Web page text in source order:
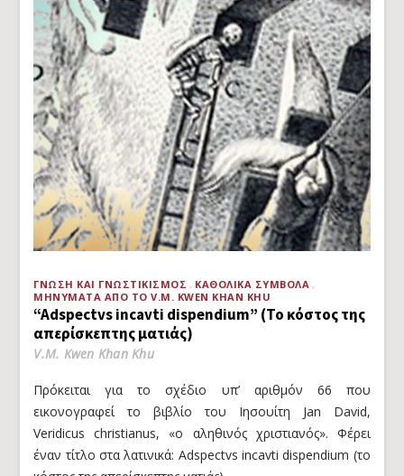
ΓΝΏΣΗ ΚΑΙ ΓΝΩΣΤΙΚΙΣΜΌΣ
ΚΑΘΟΛΙΚΆ ΣΎΜΒΟΛΑ
ΜΗΝΎΜΑΤΑ ΑΠΌ ΤΟ V.M. KWEN KHAN KHU
“Adspectvs incavti dispendium” (Το κόστος της
απερίσκεπτης ματιάς)
V.M. Kwen Khan Khu
Πρόκειται για το σχέδιο υπ’ αριθμόν 66 που
εικονογραφεί το βιβλίο του Ιησουίτη Jan David,
Veridicus christianus, «ο αληθινός χριστιανός». Φέρει
έναν τίτλο στα λατινικά: Adspectvs incavti dispendium (το